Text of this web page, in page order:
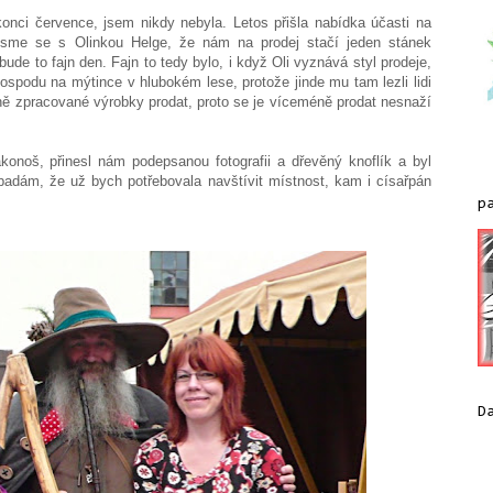
července, jsem nikdy nebyla. Letos přišla nabídka účasti na
se s Olinkou Helge, že nám na prodej stačí jeden stánek
to fajn den. Fajn to tedy bylo, i když Oli vyznává styl prodeje,
na mýtince v hlubokém lese, protože jinde mu tam lezli lidi
zpracované výrobky prodat, proto se je víceméně prodat nesnaží
přinesl nám podepsanou fotografii a dřevěný knoflík a byl
že už bych potřebovala navštívit místnost, kam i císařpán